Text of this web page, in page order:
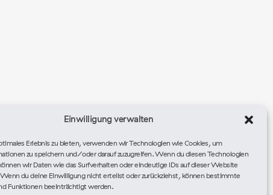
Einwilligung verwalten
Erlebnis zu bieten, verwenden wir Technologien wie Cookies, um
zu speichern und/oder darauf zuzugreifen. Wenn du diesen Technologien
wir Daten wie das Surfverhalten oder eindeutige IDs auf dieser Website
du deine Einwilligung nicht erteilst oder zurückziehst, können bestimmte
Funktionen beeinträchtigt werden.
Kalender abonnieren